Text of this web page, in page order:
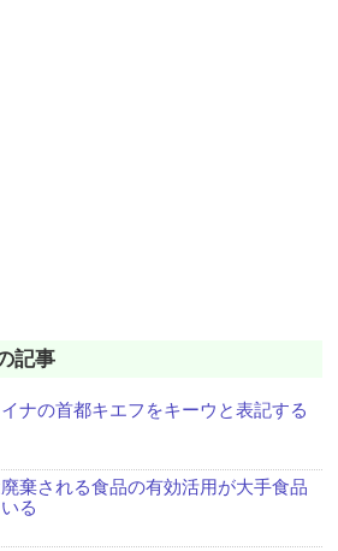
記事
イナの首都キエフをキーウと表記する
廃棄される食品の有効活用が大手食品
る